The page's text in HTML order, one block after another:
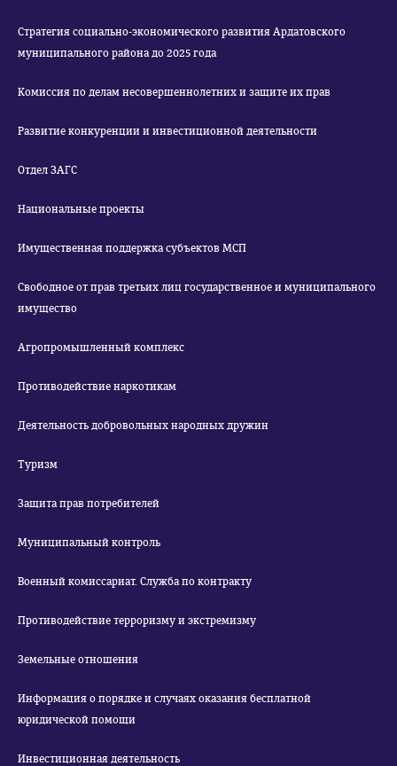
Стратегия социально-экономического развития Ардатовского
муниципального района до 2025 года
Комиссия по делам несовершеннолетних и защите их прав
Развитие конкуренции и инвестиционной деятельности
Отдел ЗАГС
Национальные проекты
Имущественная поддержка субъектов МСП
Свободное от прав третьих лиц государственное и муниципального
имущество
Агропромышленный комплекс
Противодействие наркотикам
Деятельность добровольных народных дружин
Туризм
Защита прав потребителей
Муниципальный контроль
Военный комиссариат. Служба по контракту
Противодействие терроризму и экстремизму
Земельные отношения
Информация о порядке и случаях оказания бесплатной
юридической помощи
Инвестиционная деятельность